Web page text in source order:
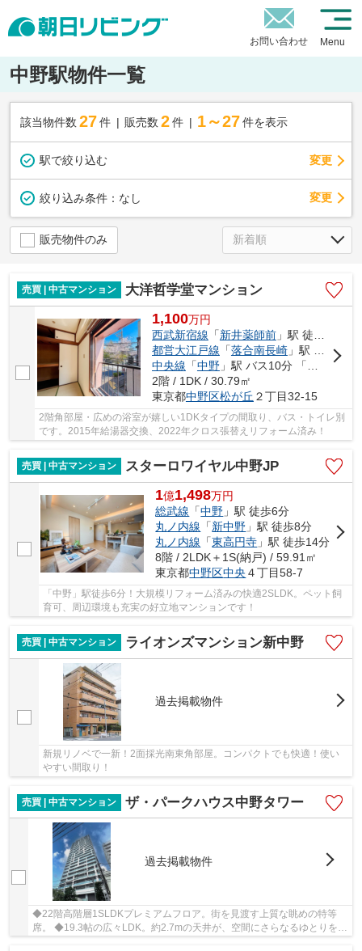
お問い合わせ Menu
中野駅物件一覧
該当物件数 27件 販売数 2 件 1～27 件を表示
駅で絞り込む 変更
絞り込み条件： なし 変更
販売物件のみ
売買 | 中古マンション 大洋哲学堂マンション
1,100万円
西武新宿線 「新井薬師前」駅 徒歩13分
都営大江戸線 「落合南長崎」駅 徒歩14分
中央線 「中野」駅 バス10分 「哲学堂下」 停歩2分
2階 / 1DK / 30.79㎡
東京都中野区松が丘 ２丁目32-15
2階角部屋・広めの浴室が嬉しい1DKタイプの間取り、バス・トイレ別
です。2015年給湯器交換、2022年クロス張替えリフォーム済み！
売買 | 中古マンション スターロワイヤル中野JP
1億1,498万円
総武線 「中野 」駅 徒歩6分
丸ノ内線 「新中野 」駅 徒歩8分
丸ノ内線 「東高円寺 」駅 徒歩14分
8階 / 2LDK＋1S(納戸) / 59.91㎡
東京都中野区中央 ４丁目58-7
「中野」駅徒歩6分！大規模リフォーム済みの快適2SLDK。ペット飼
育可、周辺環境も充実の好立地マンションです！
売買 | 中古マンション ライオンズマンション新中野
過去掲載物件
新規リノベで一新！2面採光南東角部屋。コンパクトでも快適！使い
やすい間取り！
売買 | 中古マンション ザ・パークハウス中野タワー
過去掲載物件
◆22階高階層1SLDKプレミアムフロア。街を見渡す上質な眺めの特等
席。 ◆19.3帖の広々LDK。約2.7mの天井が、空間にさらなるゆとりを。